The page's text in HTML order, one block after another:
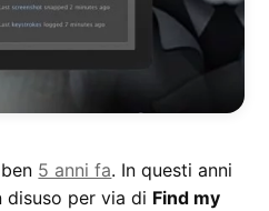
ben 5 anni fa. In questi anni
disuso per via di Find my